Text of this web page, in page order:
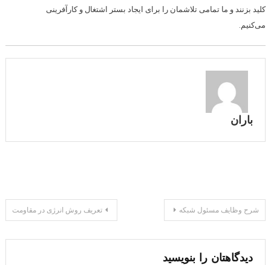
کلید بزنند و ما تمامی تلاشمان را برای ایجاد بستر اشتغال و کارآفرینی
می‌کنیم.
باران
راهبری
نوشته
تعریف روش انرژی در مقاومت شرح وظایف مسئول شبکه
دیدگاهتان را بنویسید